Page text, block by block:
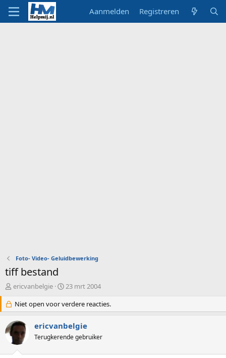
Aanmelden Registreren
Foto- Video- Geluidbewerking
tiff bestand
O
d
e
r
w
ericvanbelgie
S
a
r
d
a
23 mrt 2004
Niet open voor verdere reacties.
ericvanbelgie
Terugkerende gebruiker